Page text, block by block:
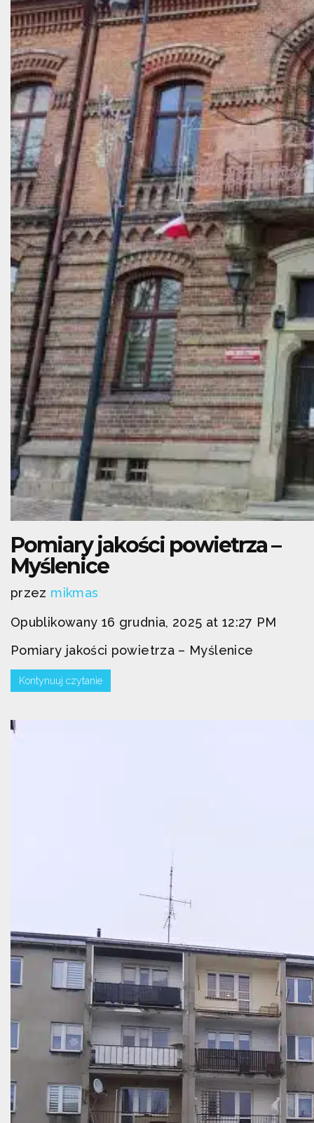
Pomiary jakości powietrza –
Myślenice
przez mikmas
Opublikowany 16 grudnia, 2025 at 12:27 PM
Pomiary jakości powietrza – Myślenice
Kontynuuj czytanie